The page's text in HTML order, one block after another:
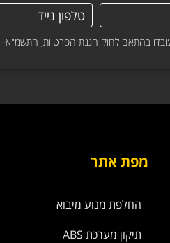
הגנת הפרטיות, התשמ"א–1981 (כולל תיקון 13), ובהתאם ל
מפת אתר
החלפת מנוע מיבוא
תיקון מערכת ABS